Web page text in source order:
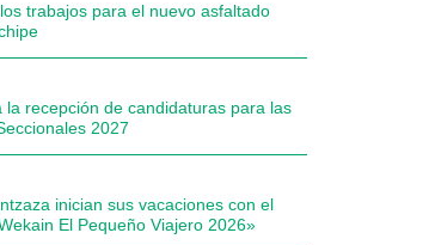
trabajos para el nuevo asfaltado
la recepción de candidaturas para las
2027
inician sus vacaciones con el
El Pequeño Viajero 2026»